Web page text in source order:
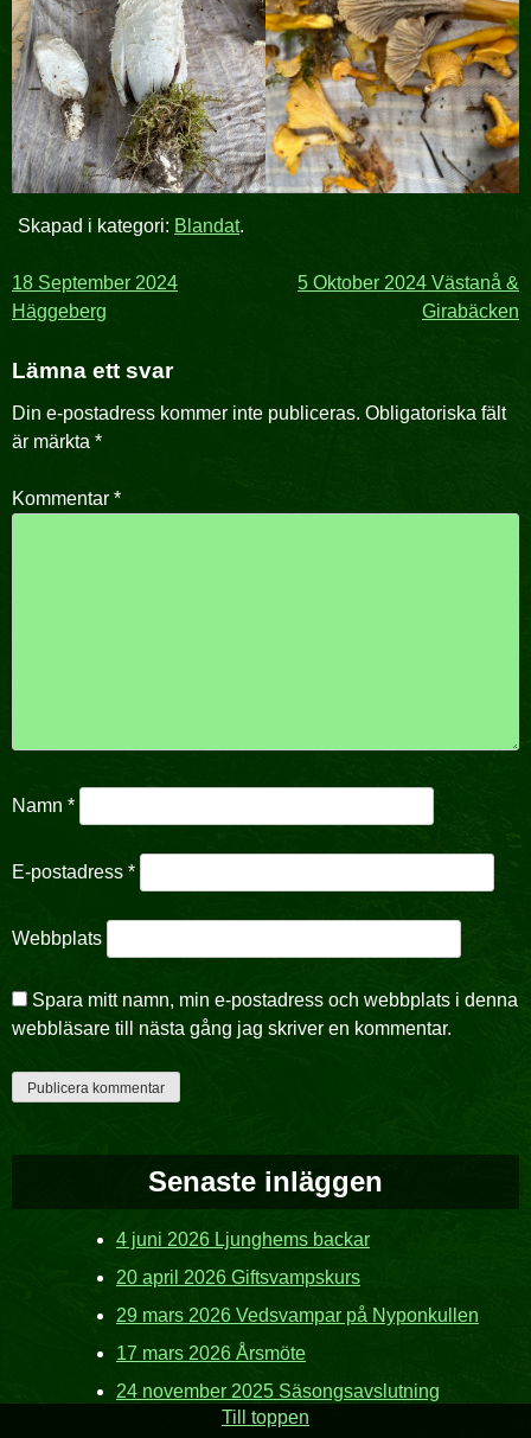
Skapad i kategori: Blandat.
Inläggsnavigering
18 September 2024
Häggeberg
5 Oktober 2024 Västanå &
Girabäcken
Lämna ett svar
Din e-postadress kommer inte publiceras. Obligatoriska fält
är märkta *
Kommentar *
Namn *
E-postadress *
Webbplats
Spara mitt namn, min e-postadress och webbplats i denna
webbläsare till nästa gång jag skriver en kommentar.
Senaste inläggen
4 juni 2026 Ljunghems backar
20 april 2026 Giftsvampskurs
29 mars 2026 Vedsvampar på Nyponkullen
17 mars 2026 Årsmöte
24 november 2025 Säsongsavslutning
Till toppen